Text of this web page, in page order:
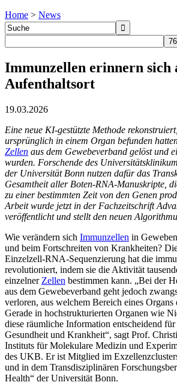
Home > News
Immunzellen erinnern sich
Aufenthaltsort
19.03.2026
Eine neue KI-gestützte Methode
ursprünglich in einem Organ befunden
Zellen aus dem Gewebeverband gelöst und
wurden. Forschende des
der Universität Bonn nutzen dafür das
Gesamtheit aller Boten-RNA-Manuskripte,
zu einer bestimmten Zeit von den Genen
Arbeit wurde jetzt in der Fachzeitschrift
veröffentlicht und stellt den neuen
Wie verändern sich Immunzellen in
und beim Fortschreiten von Krankheiten?
Einzelzell-RNA-Sequenzierung hat die
revolutioniert, indem sie die Aktivität
einzelner Zellen bestimmen kann. „Bei der
aus dem Gewebeverband geht jedoch
verloren, aus welchem Bereich eines Organs
Gerade in hochstrukturierten Organen wie
diese räumliche Information entscheidend
Gesundheit und Krankheit“, sagt Prof.
Instituts für Molekulare Medizin und
des UKB. Er ist Mitglied im
und in dem Transdisziplinären
Health“ der Universität Bonn.